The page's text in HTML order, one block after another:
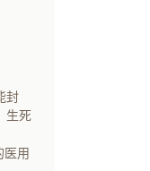
封
生死
医用